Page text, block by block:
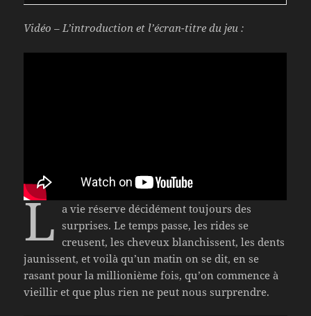
Vidéo – L’introduction et l’écran-titre du jeu :
L a vie réserve décidément toujours des
surprises. Le temps passe, les rides se
creusent, les cheveux blanchissent, les dents
jaunissent, et voilà qu’un matin on se dit, en se
rasant pour la millionième fois, qu’on commence à
vieillir et que plus rien ne peut nous surprendre.